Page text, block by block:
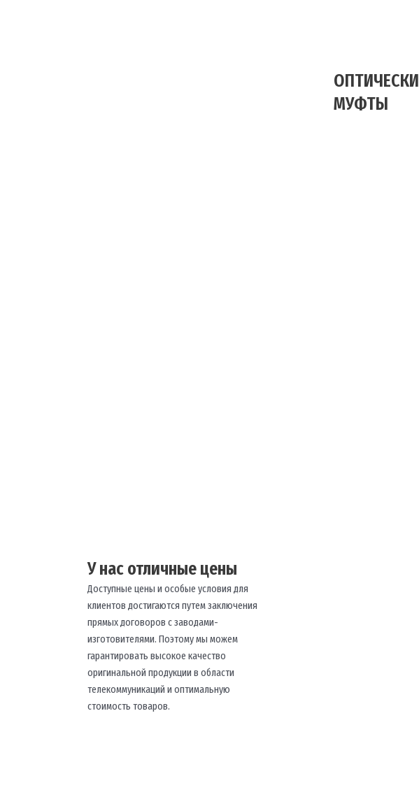
МУФТЫ
У нас отличные цены
Доступные цены и особые условия для
клиентов достигаются путем заключения
прямых договоров с заводами-
изготовителями. Поэтому мы можем
гарантировать высокое качество
оригинальной продукции в области
телекоммуникаций и оптимальную
стоимость товаров.